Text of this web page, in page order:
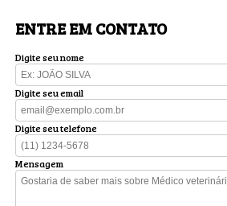
ENTRE EM CONTATO
Digite seu nome
Digite seu email
Digite seu telefone
Mensagem